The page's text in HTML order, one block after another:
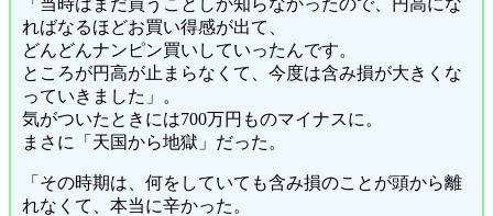
「当時はまだ買うことしか知らなかったので、円高にな
ればなるほどお買い得感が出て、
どんどんナンピン買いしていったんです。
ところが円高が止まらなくて、今度は含み損が大きくな
っていきました」。
気がついたときには700万円ものマイナスに。
まさに「天国から地獄」だった。
「その時期は、何をしていても含み損のことが頭から離
れなくて、本当に辛かった。